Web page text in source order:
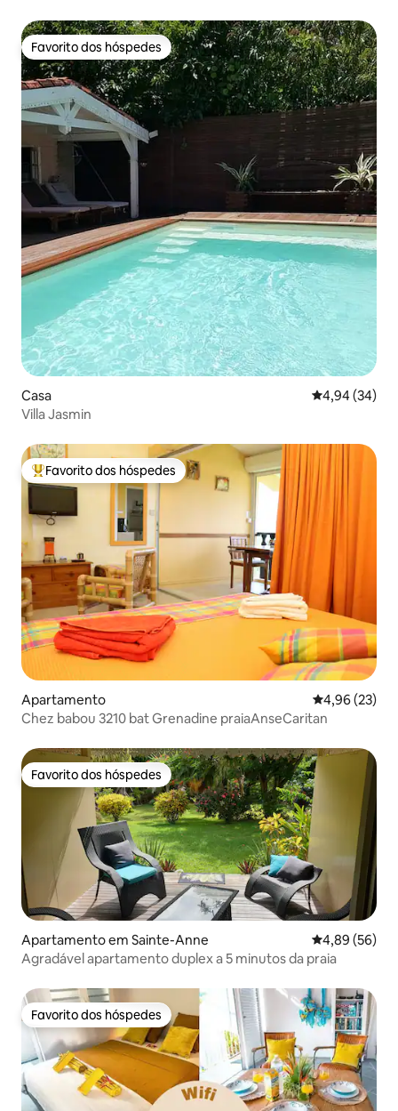
Favorito dos hóspedes
Favorito dos hóspedes
Casa Classificação
4,94 (34)
Villa Jasmin
Favoritos dos hóspedes mais apreciados
Favorito dos hóspedes
Apartamento Classificação
4,96 (23)
Chez babou 3210 bat Grenadine praiaAnseCaritan
Favorito dos hóspedes
Favorito dos hóspedes
Apartamento em Sainte-Anne Classificação
4,89 (56)
Agradável apartamento duplex a 5 minutos da praia
Favorito dos hóspedes
Favorito dos hóspedes